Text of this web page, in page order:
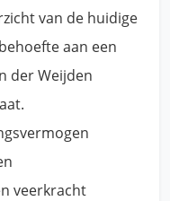
van de huidige
aan een
der Weijden
veerkracht